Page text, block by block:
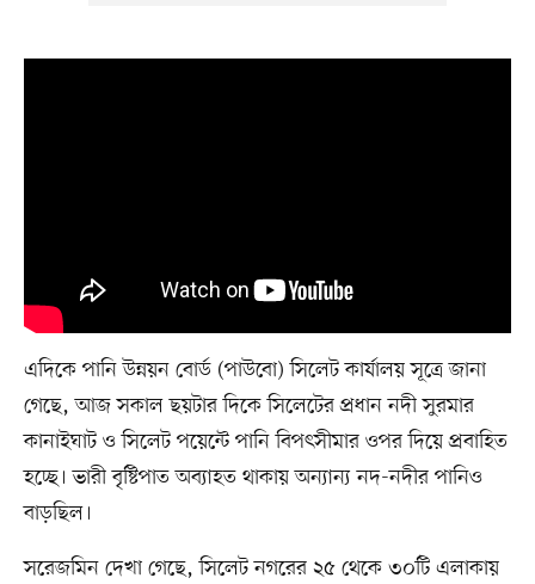
এদিকে পানি উন্নয়ন বোর্ড (পাউবো) সিলেট কার্যালয় সূত্রে জানা
গেছে, আজ সকাল ছয়টার দিকে সিলেটের প্রধান নদী সুরমার
কানাইঘাট ও সিলেট পয়েন্টে পানি বিপৎসীমার ওপর দিয়ে প্রবাহিত
হচ্ছে। ভারী বৃষ্টিপাত অব্যাহত থাকায় অন্যান্য নদ-নদীর পানিও
বাড়ছিল।
সরেজমিন দেখা গেছে, সিলেট নগরের ২৫ থেকে ৩০টি এলাকায়